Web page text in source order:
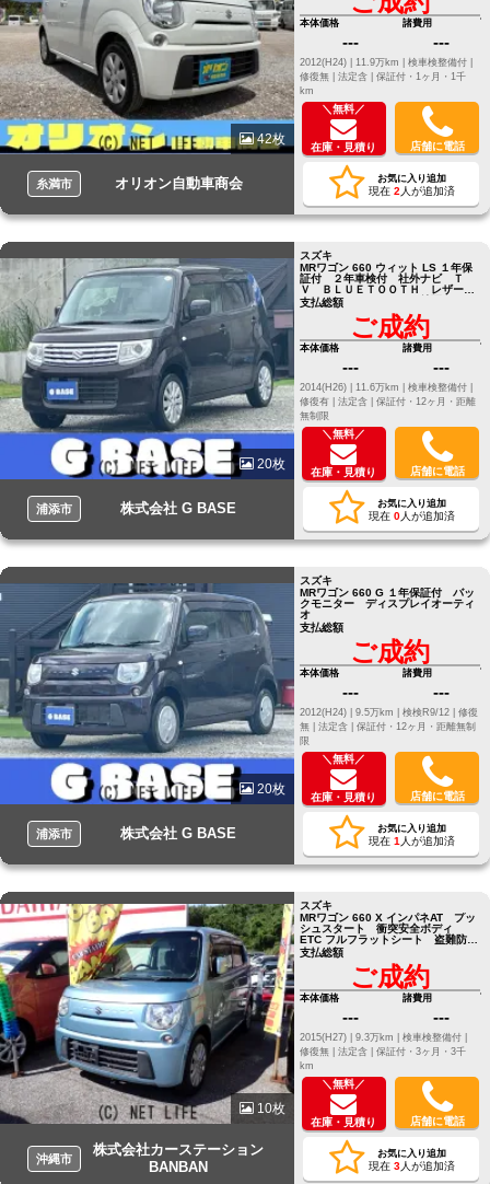
42枚
糸満市 オリオン自動車商会
本体価格
---
諸費用
---
2012(H24) | 11.9万km |
検車検整備付 |
修復無 | 法定含 | 保証付・1ヶ月・1千
km
＼無料／
在庫・見積り 店舗に電話
お気に入り追加
現在 2 人が追加済
20枚
浦添市 株式会社 G BASE
スズキ
MRワゴン 660 ウィット LS １年保
証付 ２年車検付 社外ナビ Ｔ
Ｖ ＢＬＵＥＴＯＯＴＨ レザーシ
ート ＨＩＤ ＥＴＣ 純正ＡＷ
支払総額
ご成約
本体価格
---
諸費用
---
2014(H26) | 11.6万km |
検車検整備付 |
修復有 | 法定含 | 保証付・12ヶ月・距離
無制限
＼無料／
在庫・見積り 店舗に電話
お気に入り追加
現在 0人が追加済
20枚
浦添市 株式会社 G BASE
スズキ
MRワゴン 660 G １年保証付 バッ
クモニター ディスプレイオーティ
オ
支払総額
ご成約
本体価格
---
諸費用
---
2012(H24) | 9.5万km | 検検R9/12 | 修復
無 | 法定含 | 保証付・12ヶ月・距離無制
限
＼無料／
在庫・見積り 店舗に電話
お気に入り追加
現在 1 人が追加済
10枚
沖縄市
株式会社カーステーション
BANBAN
スズキ
MRワゴン 660 X インパネAT プッ
シュスタート 衝突安全ボディ
ETC フルフラットシート 盗難防止
システム
支払総額
ご成約
本体価格
---
諸費用
---
2015(H27) | 9.3万km |
検車検整備付 |
修復無 | 法定含 | 保証付・3ヶ月・3千
km
＼無料／
在庫・見積り 店舗に電話
お気に入り追加
現在 3人が追加済